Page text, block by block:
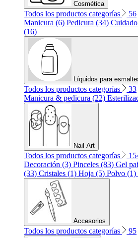
Cosmética
Todos los productos categorías
56
Manicura (6) Pedicura (34)
(16)
Líquidos para
Todos los productos categorías
33
Manicura & pedicura (22)
Nail Art
Todos los productos categorías
Decoración (3) Pinceles (83) Gel
(33) Cristales (1) Hoja (5) Polvo (1)
Accesorios
Todos los productos categorías 95